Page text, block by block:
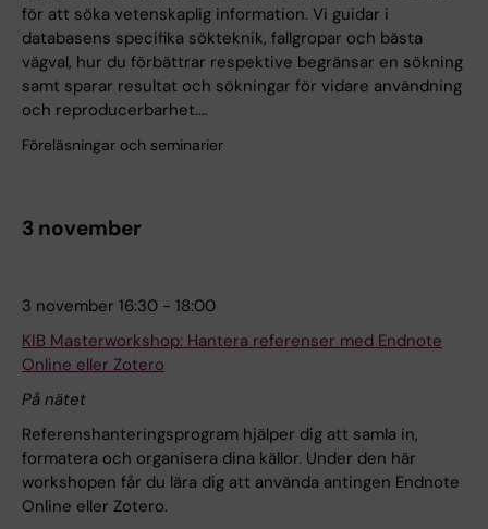
för att söka vetenskaplig information. Vi guidar i
databasens specifika sökteknik, fallgropar och bästa
vägval, hur du förbättrar respektive begränsar en sökning
samt sparar resultat och sökningar för vidare användning
och reproducerbarhet.…
Föreläsningar och seminarier
3 november
3 november 16:30 - 18:00
KIB Masterworkshop: Hantera referenser med Endnote
Online eller Zotero
På nätet
Referenshanteringsprogram hjälper dig att samla in,
formatera och organisera dina källor. Under den här
workshopen får du lära dig att använda antingen Endnote
Online eller Zotero.